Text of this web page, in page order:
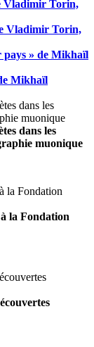
Vladimir Torin,
Vladimir Torin,
pays » de Mikhaïl
Mikhaïl
dans les
muonique
la Fondation